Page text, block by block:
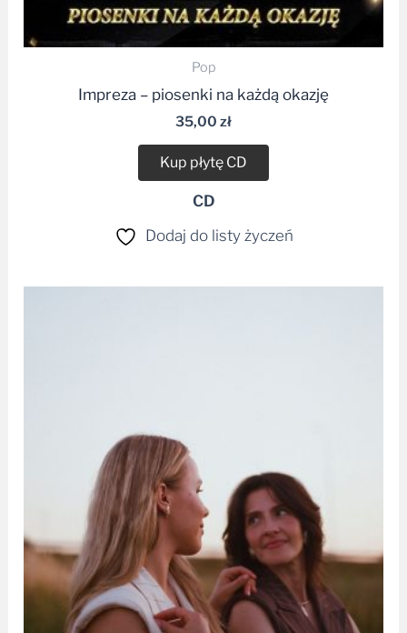
Pop
Impreza – piosenki na każdą okazję
35,00 zł
Kup płytę CD
CD
Dodaj do listy życzeń